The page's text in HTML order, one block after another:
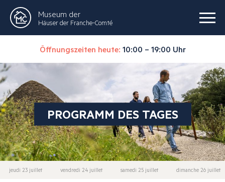
Museum der
Häuser der Franche-Comté
Öffnungszeiten heute: 10:00 – 19:00 Uhr
PROGRAMM DES TAGES
jeudi 23 juillet vendredi 24 juillet samedi 25 juillet dimanche 26 juillet